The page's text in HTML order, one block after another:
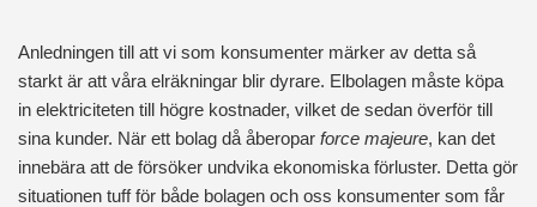
Anledningen till att vi som konsumenter märker av detta så
starkt är att våra elräkningar blir dyrare. Elbolagen måste köpa
in elektriciteten till högre kostnader, vilket de sedan överför till
sina kunder. När ett bolag då åberopar force majeure, kan det
innebära att de försöker undvika ekonomiska förluster. Detta gör
situationen tuff för både bolagen och oss konsumenter som får